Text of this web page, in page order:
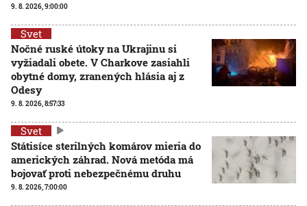
9. 8. 2026, 9:00:00
Svet
Nočné ruské útoky na Ukrajinu si
vyžiadali obete. V Charkove zasiahli
obytné domy, zranených hlásia aj z
Odesy
9. 8. 2026, 8:57:33
Svet
Státisíce sterilných komárov mieria do
amerických záhrad. Nová metóda má
bojovať proti nebezpečnému druhu
9. 8. 2026, 7:00:00